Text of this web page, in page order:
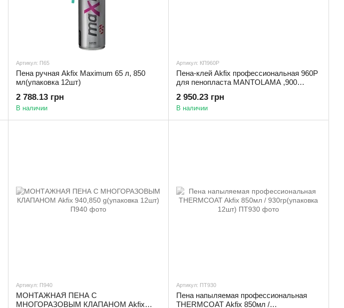
Артикул: П65
Пена ручная Akfix Maximum 65 л, 850
мл(упаковка 12шт)
2 788.13 грн
В наличии
Артикул: КП960Р
Пена-клей Akfix профессиональная 960Р
для пенопласта MANTOLAMA ,900
2 950.23 грн
В наличии
Артикул: П940
МОНТАЖНАЯ ПЕНА С
МНОГОРАЗОВЫМ КЛАПАНОМ Akfix
Артикул: ПТ930
Пена напыляемая профессиональная
THERMCOAT Akfix 850мл /